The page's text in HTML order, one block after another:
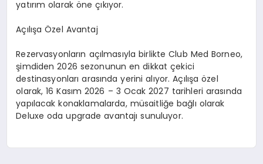
yatırım olarak öne çıkıyor.
Açılışa Özel Avantaj
Rezervasyonların açılmasıyla birlikte Club Med Borneo,
şimdiden 2026 sezonunun en dikkat çekici
destinasyonları arasında yerini alıyor. Açılışa özel
olarak, 16 Kasım 2026 – 3 Ocak 2027 tarihleri arasında
yapılacak konaklamalarda, müsaitliğe bağlı olarak
Deluxe oda upgrade avantajı sunuluyor.